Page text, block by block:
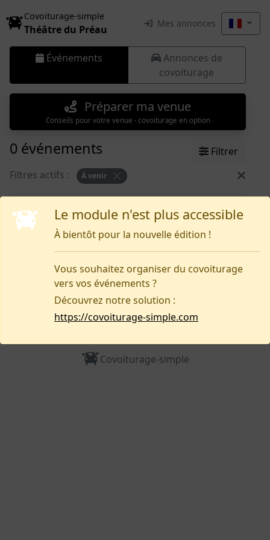
Le module n'est plus accessible
À bientôt pour la nouvelle édition !
Vous souhaitez organiser du covoiturage
vers vos événements ?
Découvrez notre solution :
https://covoiturage-simple.com
Covoiturage-simple
Théâtre du Préau Mes annonces
Événements
Annonces de
covoiturage
Préparer ma venue
Conseils pour votre venue · covoiturage en option
0 événements
Filtrer
Filtres actifs :
À venir
Rien pour le moment
Besoin d’aide, signaler un problème ?
Nous contacter
Covoiturage-simple